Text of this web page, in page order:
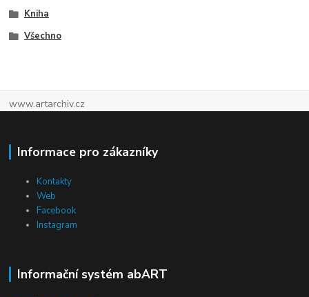
Kniha
Všechno
www.artarchiv.cz
Informace pro zákazníky
Kontakty
Web
Facebook
Instagram
Informační systém abART